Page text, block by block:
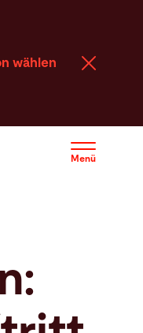
wählen
Menü